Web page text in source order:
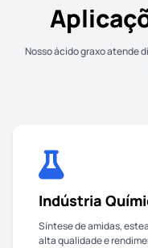
Nosso ácido graxo atende
Indústria
Síntese de amidas,
alta qualidade e